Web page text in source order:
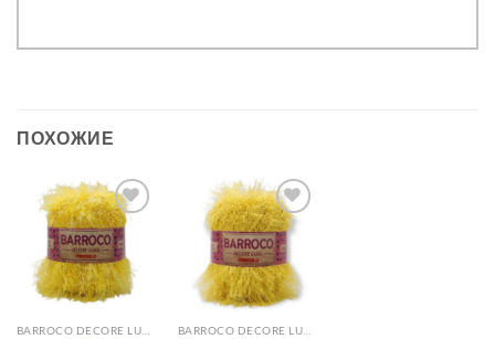
ПОХОЖИЕ
Добавить в
избранное.
BARROCO DECORE LUXO MULTI
Добавить в
избранное.
BARROCO DECORE LUXO